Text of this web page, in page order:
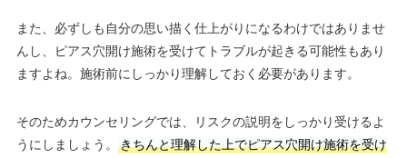
また、必ずしも自分の思い描く仕上がりになるわけではありませ
んし、ピアス穴開け施術を受けてトラブルが起きる可能性もあり
ますよね。施術前にしっかり理解しておく必要があります。
そのためカウンセリングでは、リスクの説明をしっかり受けるよ
うにしましょう。
きちんと理解した上でピアス穴開け施術を受け